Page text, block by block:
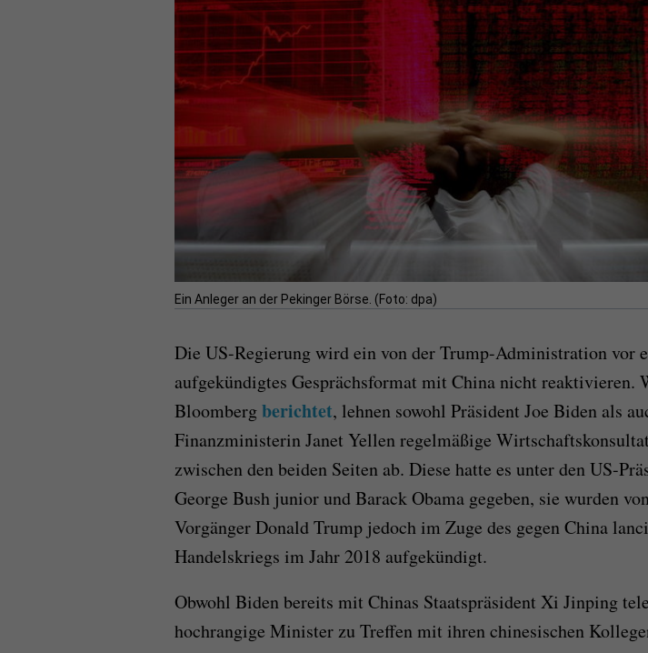
Ein Anleger an der Pekinger Börse. (Foto: dpa)
Die US-Regierung wird ein von der Trump-Administration vor
aufgekündigtes Gesprächsformat mit China nicht reaktivieren.
Bloombergberichtet, lehnen sowohl Präsident Joe Biden als
Finanzministerin Janet Yellen regelmäßige
zwischen den beiden Seiten ab. Diese hatte es unter den US-
George Bush junior und Barack Obama gegeben, sie wurden
Vorgänger Donald Trump jedoch im Zuge des gegen China
Handelskriegs im Jahr 2018 aufgekündigt.
Obwohl Biden bereits mit Chinas Staatspräsident Xi Jinping
hochrangige Minister zu Treffen mit ihren chinesischen